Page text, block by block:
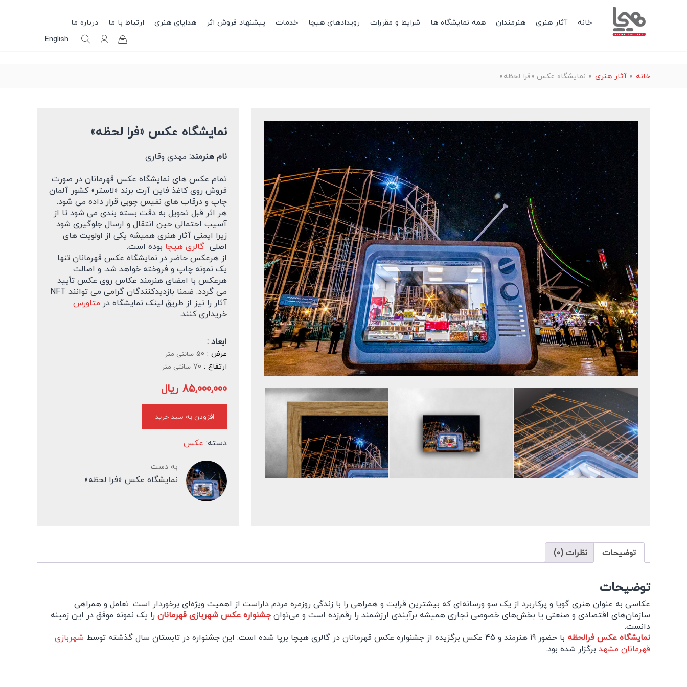
خانه آثار هنری هنرمندان همه نمایشگاه ها شرایط و مقررات رویدادهای هیچا خدمات پیشنهاد فروش اثر هدایای هنری ارتباط با ما
درباره ما
English
خانه »آثار هنری » نمایشگاه عکس «فرا لحظه»
نمایشگاه عکس «فرا لحظه»
نام هنرمند: مهدی وقاری
تمام عکس های نمایشگاه عکس قهرمانان در صورت
فروش روی کاغذ فاین آرت برند «لاستر» کشور آلمان
چاپ و درقاب های نفیس چوبی قرار داده می شود.
هر اثر قبل تحویل به دقت بسته بندی می شود تا از
آسیب احتمالی حین انتقال و ارسال جلوگیری شود
زیرا ایمنی آثار هنری همیشه یکی از اولویت های
اصلی گالری هیچا بوده است.
از هرعکس حاضر در نمایشگاه عکس قهرمانان تنها
یک نمونه چاپ و فروخته خواهد شد. و اصالت
هرعکس با امضای هنرمند عکاس روی عکس تأیید
می گردد. ضمنا بازدیدکنندگان گرامی می توانند NFT
آثار را نیز از طریق لینک نمایشگاه در متاورس
خریداری کنند.
ابعاد :
عرض : 50 سانتی متر
ارتفاع : 70 سانتی متر
85,000,000 ریال
افزودن به سبد خرید
دسته: عکس
به دست
نمایشگاه عکس «فرا لحظه»
توضیحات نظرات (0)
توضیحات
عکاسی به عنوان هنری گویا و پرکاربرد از یک سو ورسانه‌ای که بیشترین قرابت و همراهی را با زندگی روزمره مردم داراست از اهمیت ویژه‌ای برخوردار است. تعامل و همراهی
سازمان‌های اقتصادی و صنعتی یا بخش‌های خصوصی تجاری همیشه برآیندی ارزشمند را رقم‌زده است و می‌توانجشنواره عکس شهربازی قهرمانان را یک نمونه موفق در این زمینه
دانست.
نمایشگاه عکس فرالحظه با حضور 19 هنرمند و 45 عکس برگزیده از جشنواره عکس قهرمانان در گالری هیچا برپا شده است. این جشنواره در تابستان سال گذشته توسط شهربازی
قهرمانان مشهد برگزار شده بود.